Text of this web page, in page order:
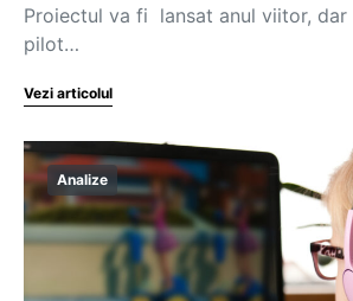
Proiectul va fi lansat anul viitor, dar
pilot…
Vezi articolul
Analize